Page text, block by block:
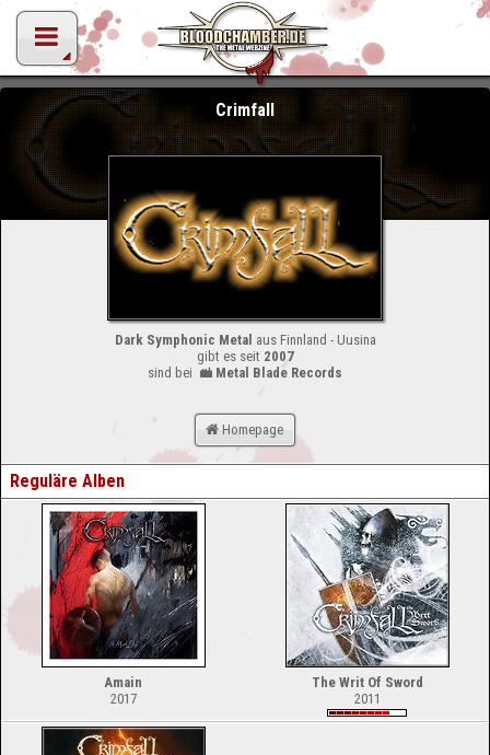
Crimfall
Dark Symphonic Metal aus Finnland - Uusina
gibt es seit 2007
sind bei
Metal Blade Records
Homepage
Reguläre Alben
Amain
2017
The Writ Of Sword
2011